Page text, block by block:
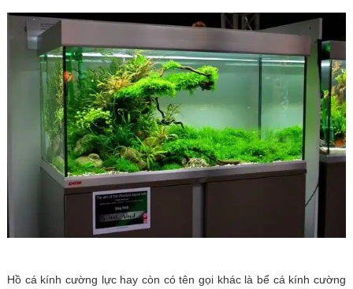
Hồ cá kính cường lực hay còn có tên gọi khác là bể cá kính cường